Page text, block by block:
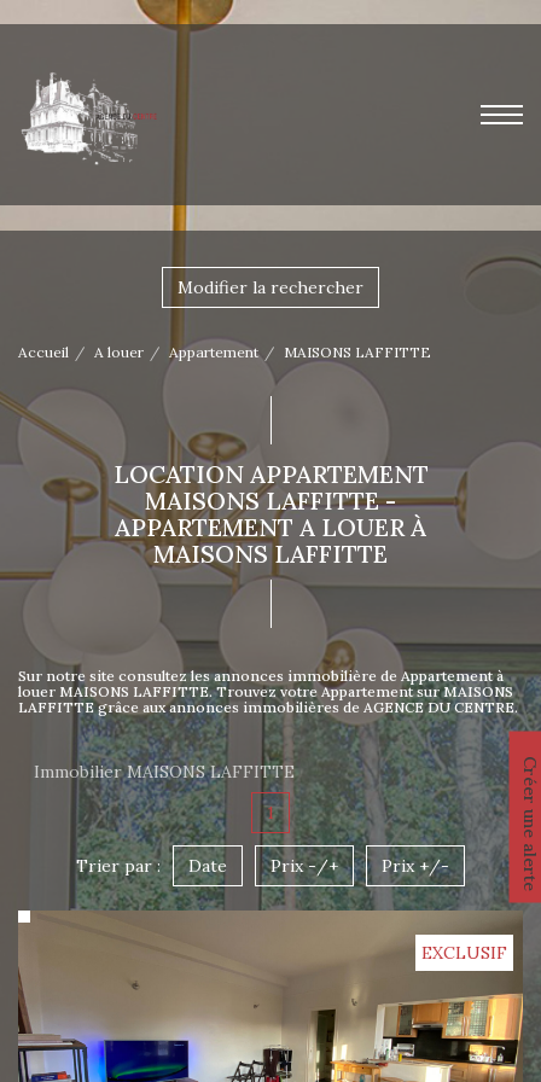
Modifier la rechercher
Accueil A louer Appartement MAISONS LAFFITTE
LOCATION APPARTEMENT
MAISONS LAFFITTE -
APPARTEMENT A LOUER À
MAISONS LAFFITTE
Sur notre site consultez les annonces immobilière de Appartement à
louer MAISONS LAFFITTE. Trouvez votre Appartement sur MAISONS
LAFFITTE grâce aux annonces immobilières de AGENCE DU CENTRE.
Immobilier MAISONS LAFFITTE Créer une alerte
1
Trier par : Date Prix -/+ Prix +/-
EXCLUSIF